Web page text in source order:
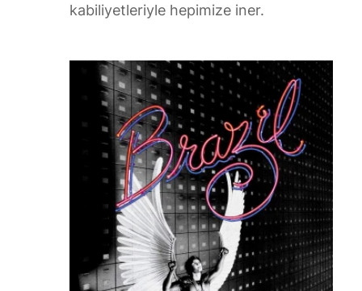
kabiliyetleriyle hepimize iner.